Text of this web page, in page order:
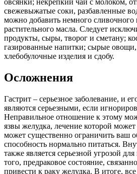
овсянки; некрепкий чай с молоком,
свежевыжатые соки, разбавленные
можно добавить немного
растительного масла. Следует
продукты, сыры, творог и сметану;
газированные напитки; сырые
хлебобулочные изделия и сдобу.
Осложнения
Гастрит – серьезное заболевание, и
являются серьезными, если
Неправильное отношение к этому
язвы желудка, лечение которой может
может существенно ограничить ваш
способность нормально питаться.
также является серьезной угрозой
того, предраковое состояние,
привести к раку желудка. В итоге,